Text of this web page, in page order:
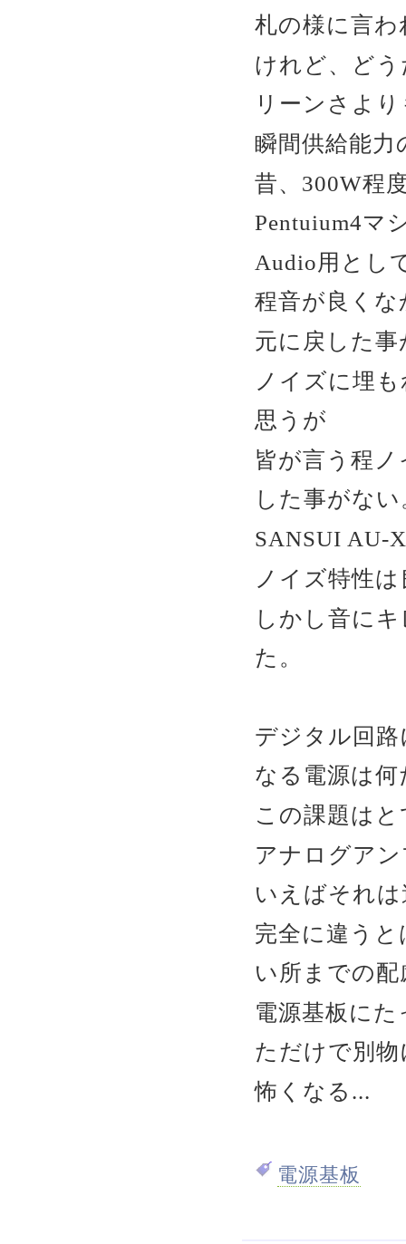
札の様に言
けれど、ど
リーンさより
瞬間供給能力
昔、300W程
Pentuium4マ
Audio用とし
程音が良く
元に戻した
ノイズに埋
思うが
皆が言う程
した事がない
SANSUI AU-
ノイズ特性
しかし音に
た。
デジタル回
なる電源は何
この課題は
アナログア
いえばそれ
完全に違う
い所までの
電源基板に
ただけで別
怖くなる...
電源基板